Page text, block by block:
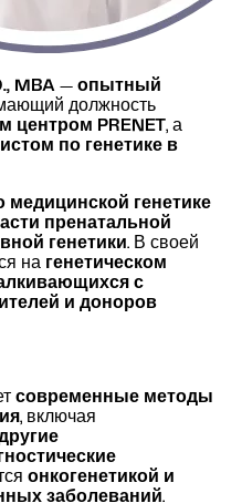
MBA — опытный
должность
центром PRENET, а
по генетике в
генетике
пренатальной
генетики. В своей
на генетическом
с
и доноров
современные методы
, включая
онкогенетикой и
заболеваний.